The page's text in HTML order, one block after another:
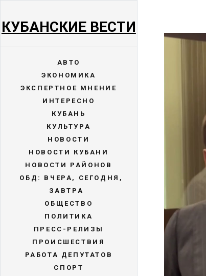
КУБАНСКИЕ ВЕСТИ
АВТО
ЭКОНОМИКА
ЭКСПЕРТНОЕ МНЕНИЕ
ИНТЕРЕСНО
КУБАНЬ
КУЛЬТУРА
НОВОСТИ
НОВОСТИ КУБАНИ
НОВОСТИ РАЙОНОВ
ОБД: ВЧЕРА, СЕГОДНЯ,
ЗАВТРА
ОБЩЕСТВО
ПОЛИТИКА
ПРЕСС-РЕЛИЗЫ
ПРОИСШЕСТВИЯ
РАБОТА ДЕПУТАТОВ
СПОРТ